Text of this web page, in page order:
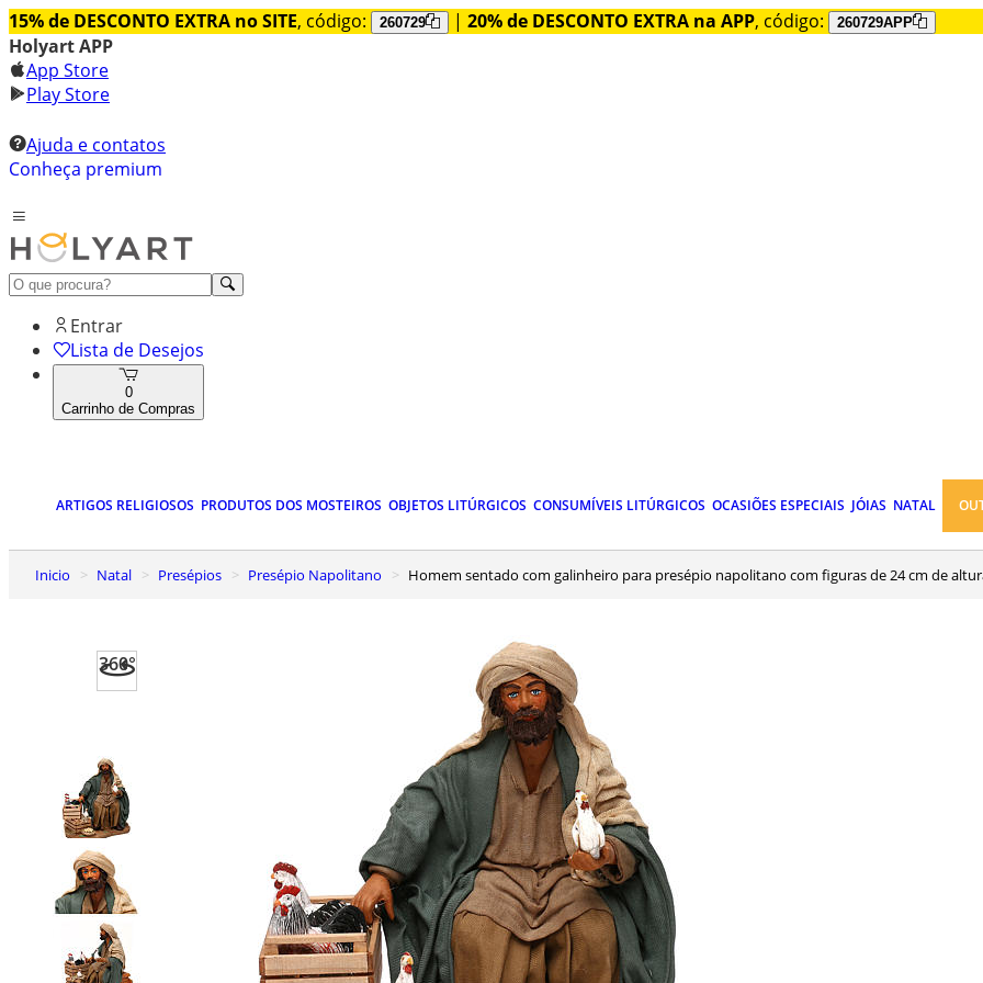
15% de DESCONTO EXTRA no SITE, código: 260729 | 20% de DESCONTO EXTRA na APP, código: 260729APP
Holyart APP
App Store
Play Store
Ajuda e contatos
Conheça premium
Entrar
Lista de Desejos
0
Carrinho de Compras
ARTIGOS RELIGIOSOS PRODUTOS DOS MOSTEIROS OBJETOS LITÚRGICOS CONSUMÍVEIS LITÚRGICOS OCASIÕES ESPECIAIS JÓIAS NATAL
Inicio Natal Presépios Presépio Napolitano Homem sentado com galinheiro para presépio napolitano com figuras de 24 cm de
360°